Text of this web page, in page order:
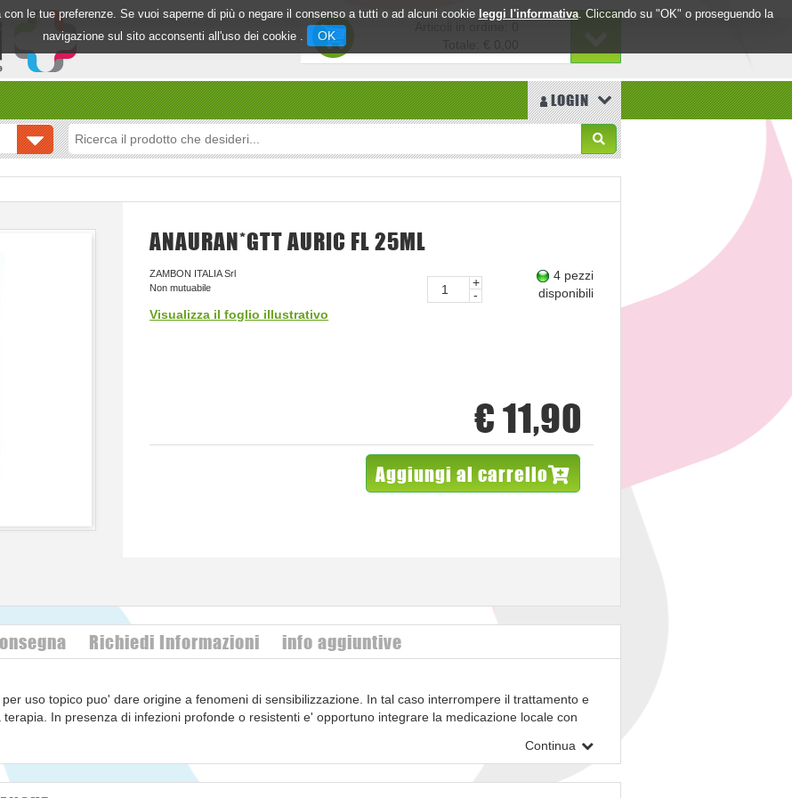
le tue preferenze. Se vuoi saperne di più o negare il consenso a tutti o ad alcuni cookie leggi l'informativa. Cliccando su "OK" o proseguendo la
navigazione sul sito acconsenti all'uso dei cookie .
OK
LOGIN
ANAURAN*GTT AURIC FL 25ML
ZAMBON ITALIA Srl
Non mutuabile
Visualizza il foglio illustrativo
4 pezzi
disponibili
+
-
€ 11,90
Aggiungi al carrello
Richiedi Informazioni info aggiuntive
uso topico puo' dare origine a fenomeni di sensibilizzazione. In tal caso interrompere il trattamento e
In presenza di infezioni profonde o resistenti e' opportuno integrare la medicazione locale con
puo' indurre la perdita permanente dell'udito di tipo neurosensoriale in seguito al danno della
cellule ciliate dell'organo del Corti. Il rischio di ototossicita' e' maggiore in caso di uso prolungato, si
Continua